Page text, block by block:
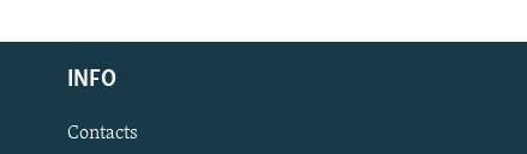
Русский
Українською
QOŞULIÑIZ!
INFO
Contacts